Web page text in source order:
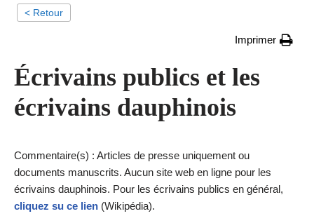
< Retour
Imprimer
Écrivains publics et les
écrivains dauphinois
Commentaire(s) : Articles de presse uniquement ou
documents manuscrits. Aucun site web en ligne pour les
écrivains dauphinois. Pour les écrivains publics en général,
cliquez su ce lien (Wikipédia).